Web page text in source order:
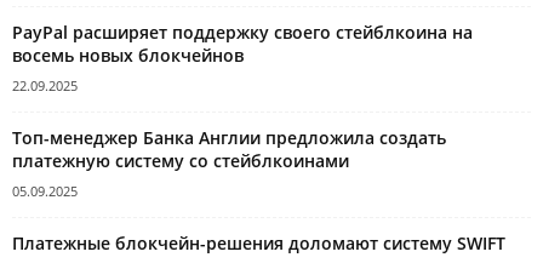
PayPal расширяет поддержку своего стейблкоина на
восемь новых блокчейнов
22.09.2025
Топ-менеджер Банка Англии предложила создать
платежную систему со стейблкоинами
05.09.2025
Платежные блокчейн-решения доломают систему SWIFT